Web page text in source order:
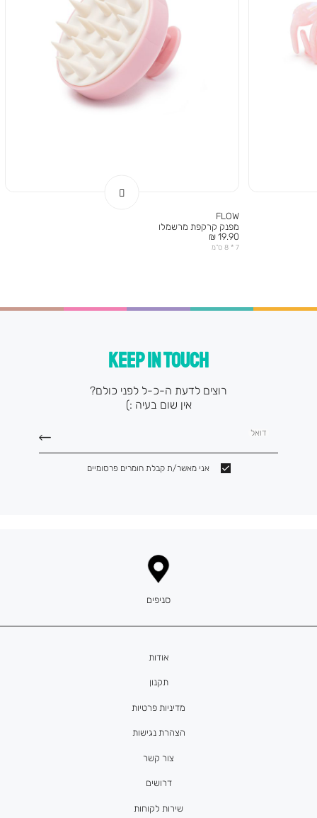
FLOW
מפנק קרקפת מרשמלו
מחיר
מוצר
19.90 ₪
7 * 8 ס”מ
KEEP IN TOUCH
רוצים לדעת ה-כ-ל לפני כולם?
אין שום בעיה :)
דואל
אני מאשר/ת קבלת חומרים פרסומיים
אודות
תקנון
מדיניות פרטיות
הצהרת נגישות
צור קשר
דרושים
סניפים
שירות לקוחות